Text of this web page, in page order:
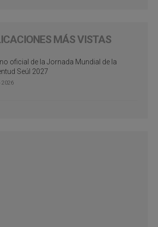
MÁS VISTAS
oficial de la Jornada Mundial de la
Seúl 2027
2026